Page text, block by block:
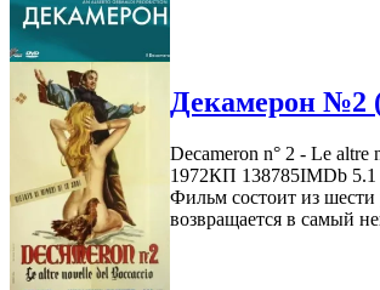
Декамерон №2
Decameron n° 2 - Le altre
1972КП 138785IMDb 5.1
Фильм состоит из шести
возвращается в самый